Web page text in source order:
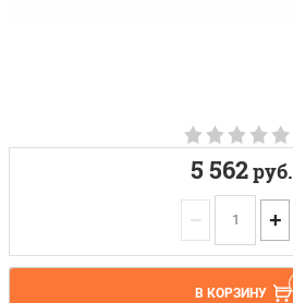
5 562руб.
− +
В КОРЗИНУ